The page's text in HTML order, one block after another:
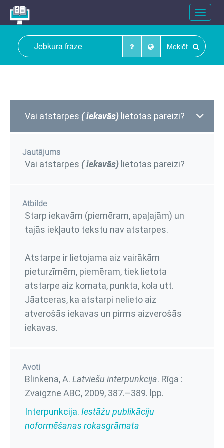
Toggle
Meklēt
Vai atstarpes ( iekavās) lietotas pareizi?
Jautājums
Vai atstarpes ( iekavās) lietotas pareizi?
Atbilde
Starp iekavām (piemēram, apaļajām) un
tajās iekļauto tekstu nav atstarpes.
Atstarpe ir lietojama aiz vairākām
pieturzīmēm, piemēram, tiek lietota
atstarpe aiz komata, punkta, kola utt.
Jāatceras, ka atstarpi nelieto aiz
atverošās iekavas un pirms aizverošās
iekavas.
Avoti
Blinkena, A. Latviešu interpunkcija. Rīga :
Zvaigzne ABC, 2009, 387.–389. lpp.
Interpunkcija. Iestāžu publikāciju
noformēšanas rokasgrāmata